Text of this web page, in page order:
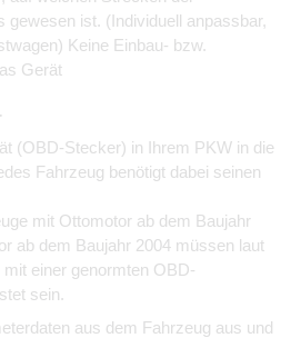
gewesen ist. (Individuell anpassbar,
Keine Einbau- bzw.
Gerät
(OBD-Stecker) in Ihrem PKW in die
Fahrzeug benötigt dabei seinen
mit Ottomotor ab dem Baujahr
ab dem Baujahr 2004 müssen laut
einer genormten OBD-
sein.
aus dem Fahrzeug aus und